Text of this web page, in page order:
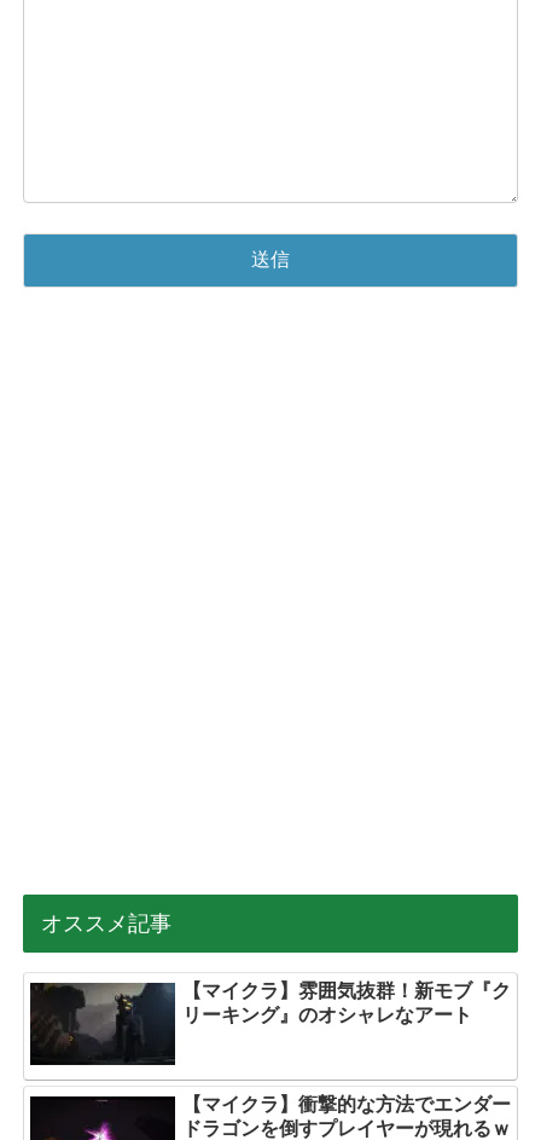
オススメ記事
【マイクラ】雰囲気抜群！新モブ『ク
リーキング』のオシャレなアート
【マイクラ】衝撃的な方法でエンダー
ドラゴンを倒すプレイヤーが現れるｗ